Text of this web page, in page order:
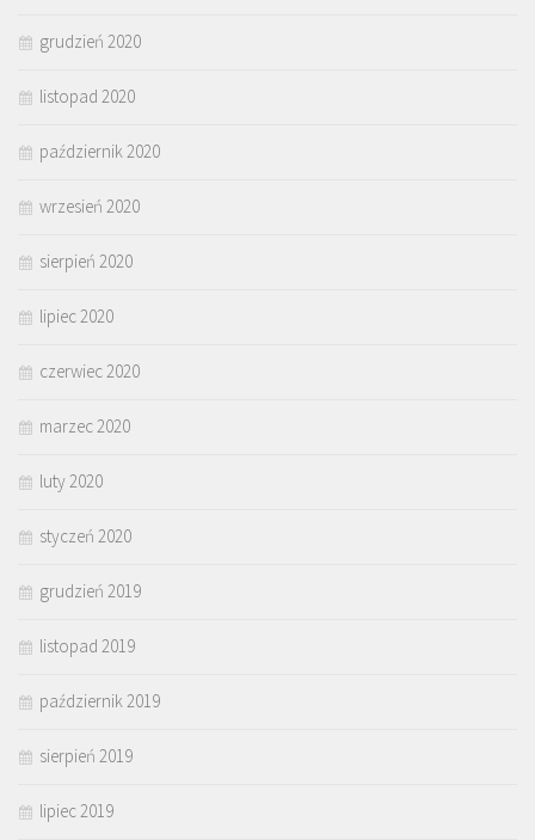
grudzień 2020
listopad 2020
październik 2020
wrzesień 2020
sierpień 2020
lipiec 2020
czerwiec 2020
marzec 2020
luty 2020
styczeń 2020
grudzień 2019
listopad 2019
październik 2019
sierpień 2019
lipiec 2019